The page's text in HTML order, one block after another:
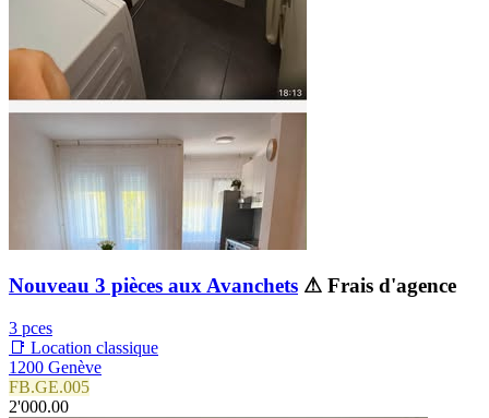
Nouveau 3 pièces aux Avanchets ⚠ Frais d'agence
3 pces
📑 Location classique
1200 Genève
FB.GE.005
2'000.00